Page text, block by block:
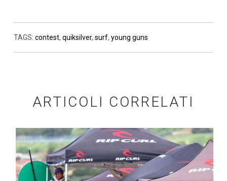
TAGS: contest, quiksilver, surf, young guns
ARTICOLI CORRELATI